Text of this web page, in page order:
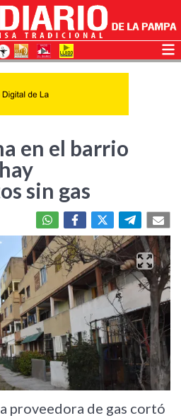
en el barrio
sin gas
proveedora de gas cortó